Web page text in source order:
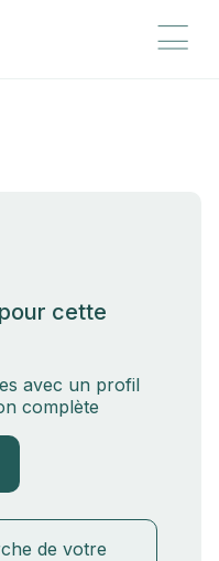
cette
avec un profil
complète
de votre